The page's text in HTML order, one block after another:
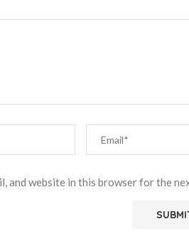
and website in this browser for the